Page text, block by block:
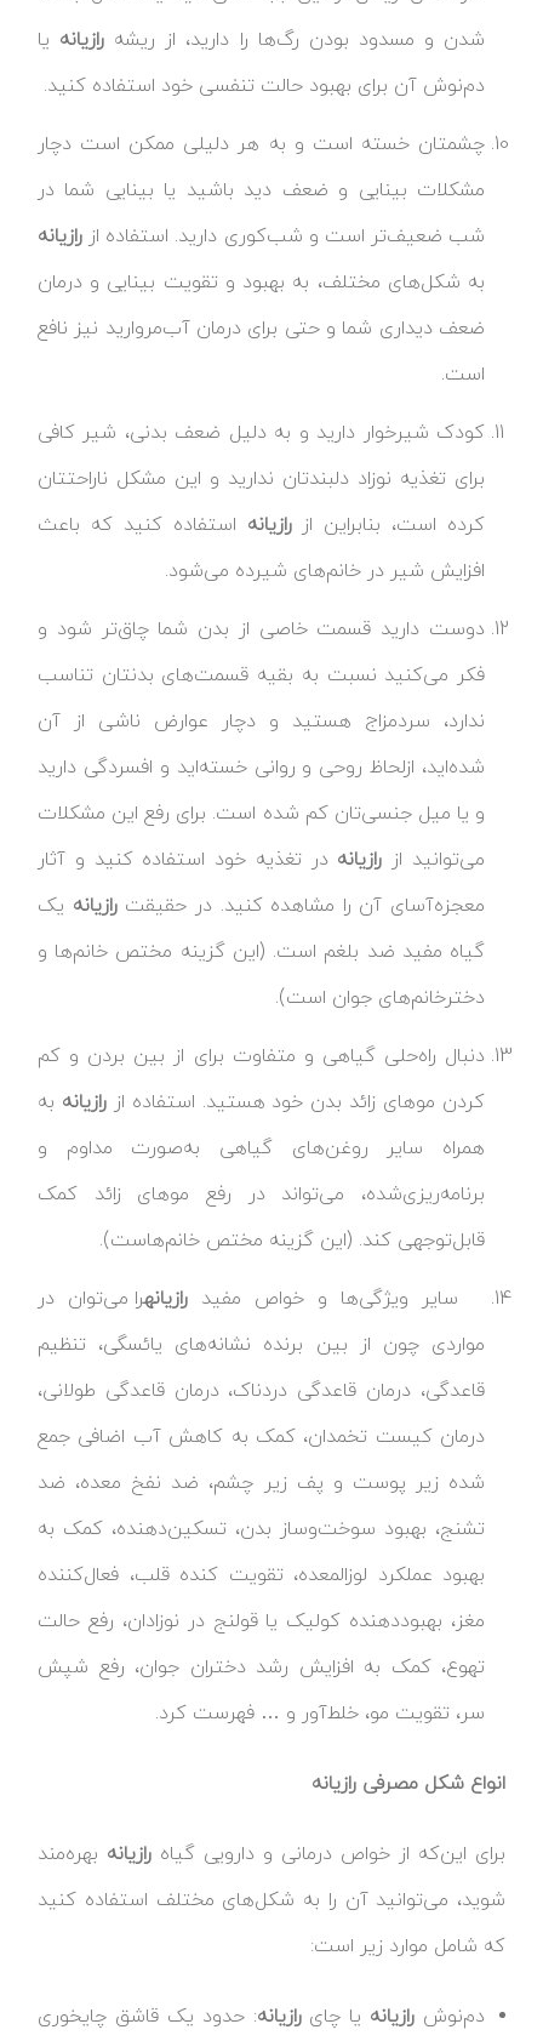
شدن و مسدود بودن رگ‌ها را دارید، از ریشه رازیانه یا
دم‌نوش آن برای بهبود حالت تنفسی خود استفاده کنید.
چشمتان خسته است و به هر دلیلی ممکن است دچار
مشکلات بینایی و ضعف دید باشید یا بینایی شما در
شب ضعیف‌تر است و شب‌کوری دارید. استفاده از رازیانه
به شکل‌های مختلف، به بهبود و تقویت بینایی و درمان
ضعف دیداری شما و حتی برای درمان آب‌مروارید نیز نافع
است.
کودک شیرخوار دارید و به دلیل ضعف بدنی، شیر کافی
برای تغذیه نوزاد دلبندتان ندارید و این مشکل ناراحتتان
کرده است، بنابراین ازرازیانه استفاده کنید که باعث
افزایش شیر در خانم‌های شیرده می‌شود.
دوست دارید قسمت خاصی از بدن شما چاق‌تر شود و
فکر می‌کنید نسبت به بقیه قسمت‌های بدنتان تناسب
ندارد، سردمزاج هستید و دچار عوارض ناشی از آن
شده‌اید، ازلحاظ روحی و روانی خسته‌اید و افسردگی دارید
و یا میل جنسی‌تان کم شده است. برای رفع این مشکلات
می‌توانید از رازیانه در تغذیه خود استفاده کنید و آثار
معجزه‌آسای آن را مشاهده کنید. در حقیقترازیانه یک
گیاه مفید ضد بلغم است. (این گزینه مختص خانم‌ها و
دخترخانم‌های جوان است).
دنبال راه‌حلی گیاهی و متفاوت برای از بین بردن و کم
کردن موهای زائد بدن خود هستید. استفاده ازرازیانه به
همراه سایر روغن‌های گیاهی به‌صورت مداوم و
برنامه‌ریزی‌شده، می‌تواند در رفع موهای زائد کمک
قابل‌توجهی کند. (این گزینه مختص خانم‌هاست).
سایر ویژگی‌ها و خواص مفید رازیانهرا می‌توان در
مواردی چون از بین برنده نشانه‌های یائسگی، تنظیم
قاعدگی، درمان قاعدگی دردناک، درمان قاعدگی طولانی،
درمان کیست تخمدان، کمک به کاهش آب اضافی جمع
شده زیر پوست و پف زیر چشم، ضد نفخ معده، ضد
تشنج، بهبود سوخت‌وساز بدن، تسکین‌دهنده، کمک به
بهبود عملکرد لوزالمعده، تقویت کنده قلب، فعال‌کننده
مغز، بهبوددهنده کولیک یا قولنج در نوزادان، رفع حالت
تهوع، کمک به افزایش رشد دختران جوان، رفع شپش
سر، تقویت مو، خلط‌آور و … فهرست کرد.
انواع شکل مصرفی رازیانه
برای این‌که از خواص درمانی و دارویی گیاه رازیانه بهره‌مند
شوید، می‌توانید آن را به شکل‌های مختلف استفاده کنید
که شامل موارد زیر است:
دم‌نوش رازیانه یا چایرازیانه: حدود یک قاشق چایخوری